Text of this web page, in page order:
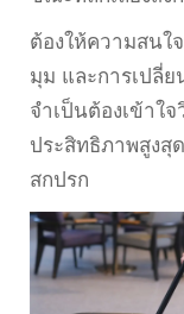
ต้องให้ความสนใ
มุม และการเปลี่
จำเป็นต้องเข้าใ
ประสิทธิภาพสูงสุ
สกปรก